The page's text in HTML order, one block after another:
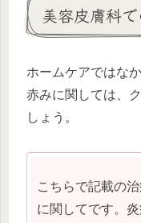
美容皮膚科
ホームケアではな
赤みに関しては、
しょう。
こちらで記載の
に関してです。